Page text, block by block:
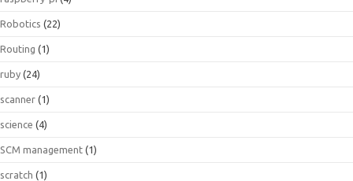
Robotics (22)
Routing (1)
ruby (24)
scanner (1)
science (4)
SCM management (1)
scratch (1)